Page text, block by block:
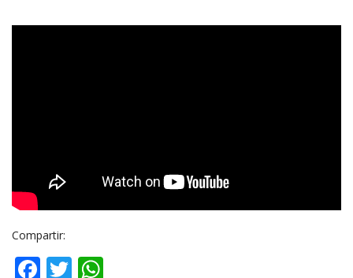
Compartir:
Facebook
Twitter